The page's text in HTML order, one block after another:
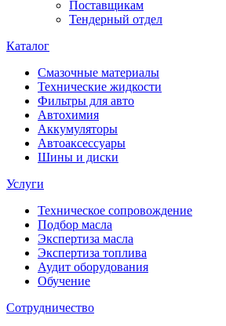
Поставщикам
Тендерный отдел
Каталог
Смазочные материалы
Технические жидкости
Фильтры для авто
Автохимия
Аккумуляторы
Автоаксессуары
Шины и диски
Услуги
Техническое сопровождение
Подбор масла
Экспертиза масла
Экспертиза топлива
Аудит оборудования
Обучение
Сотрудничество